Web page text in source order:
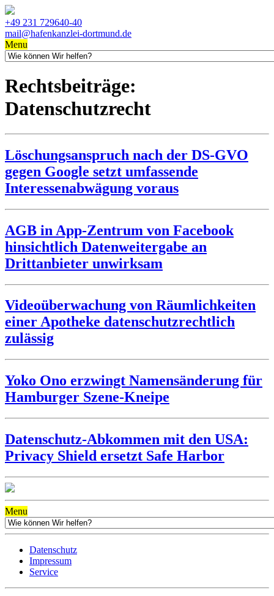
+49 231 729640-40
mail@hafenkanzlei-dortmund.de
Menu
Rechtsbeiträge:
Datenschutzrecht
Löschungsanspruch nach der DS-GVO
gegen Google setzt umfassende
Interessenabwägung voraus
AGB in App-Zentrum von Facebook
hinsichtlich Datenweitergabe an
Drittanbieter unwirksam
Videoüberwachung von Räumlichkeiten
einer Apotheke datenschutzrechtlich
zulässig
Yoko Ono erzwingt Namensänderung für
Hamburger Szene-Kneipe
Datenschutz-Abkommen mit den USA:
Privacy Shield ersetzt Safe Harbor
Menu
Datenschutz
Impressum
Service